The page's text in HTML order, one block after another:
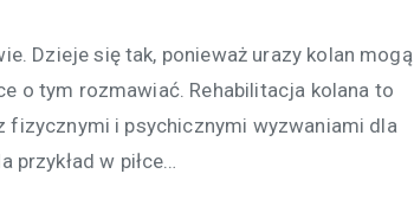
Dzieje się tak, ponieważ urazy kolan mogą
o tym rozmawiać. Rehabilitacja kolana to
fizycznymi i psychicznymi wyzwaniami dla
przykład w piłce…